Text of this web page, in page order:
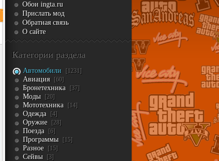
Обои ingta.ru
Прислать мод
Обратная связь
О сайте
Категории раздела
Автомобили [1231]
Авиация [60]
Бронетехника [37]
Моды [20]
Мототехника [14]
Одежда [4]
Оружие [28]
Поезда [6]
Программы [15]
Разное [15]
Сейвы [3]